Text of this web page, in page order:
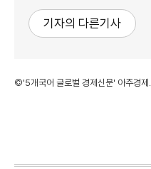
기자의 다른기사
©'5개국어 글로벌 경제신문' 아주경제.